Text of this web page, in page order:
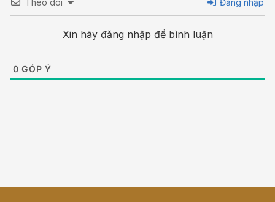
Theo dõi Đăng nhập
Xin hãy đăng nhập để bình luận
0 GÓP Ý